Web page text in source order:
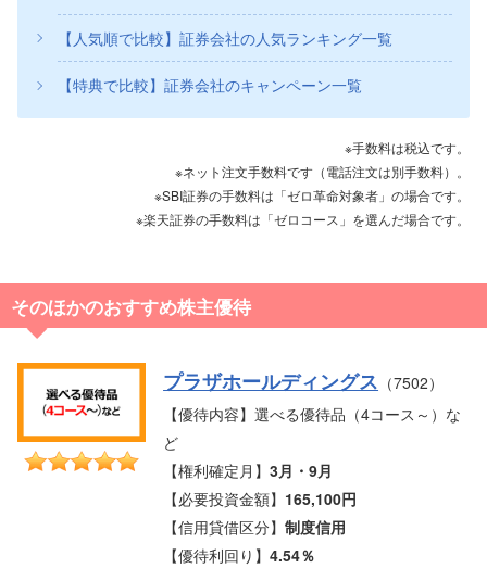
【人気順で比較】証券会社の人気ランキング一覧
【特典で比較】証券会社のキャンペーン一覧
※手数料は税込です。
※ネット注文手数料です（電話注文は別手数料）。
※SBI証券の手数料は「ゼロ革命対象者」の場合です。
※楽天証券の手数料は「ゼロコース」を選んだ場合です。
そのほかのおすすめ株主優待
プラザホールディングス （7502）
【優待内容】選べる優待品（4コース～）な
ど
【権利確定月】3月・9月
【必要投資金額】 165,100円
【信用貸借区分】制度信用
【優待利回り】4.54％